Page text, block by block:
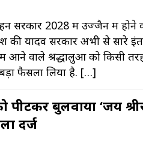
सरकार 2028 में उज्जैन में होने
की यादव सरकार अभी से सारे
वाले श्रद्धालुओं को किसी तरह
फैसला लिया है. […]
बुलवाया ‘जय
दर्ज